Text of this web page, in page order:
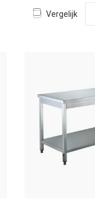
Vergelijk